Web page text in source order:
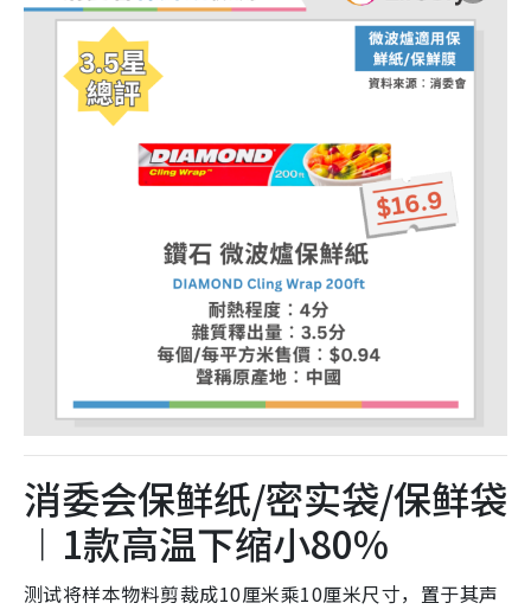
消委会保鲜纸/密实袋/保鲜袋
︱1款高温下缩小80%
测试将样本物料剪裁成10厘米乘10厘米尺寸，置于其声